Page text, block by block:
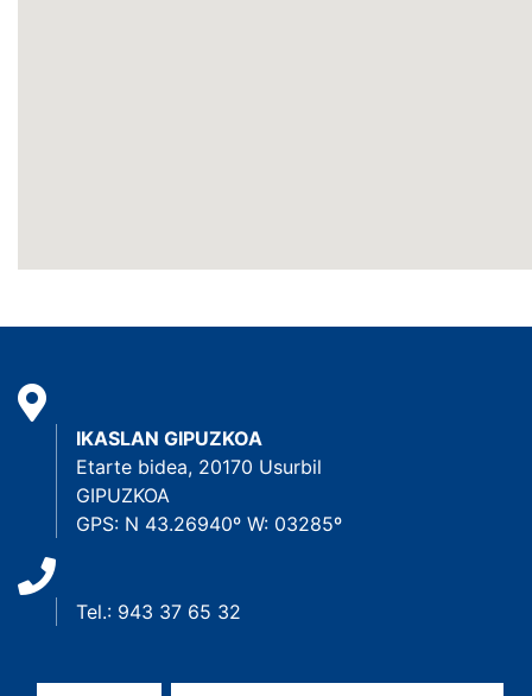
IKASLAN GIPUZKOA
Etarte bidea, 20170 Usurbil
GIPUZKOA
GPS: N 43.26940º W: 03285º
Tel.: 943 37 65 32